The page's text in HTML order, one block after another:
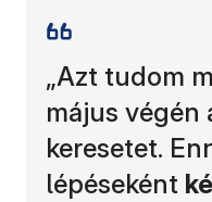
„Azt tudom
május végén
keresetet.
lépéseként